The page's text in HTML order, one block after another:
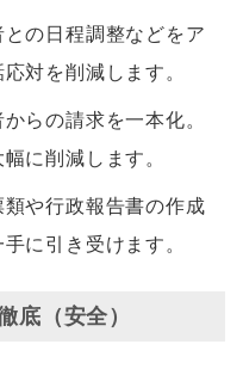
との日程調整などをア
対を削減します。
らの請求を一本化。
に削減します。
類や行政報告書の作成
に引き受けます。
（安全）